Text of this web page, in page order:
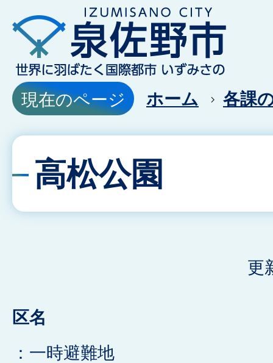
現在のページ ホーム 各課
高松公園
更
区名
：一時避難地